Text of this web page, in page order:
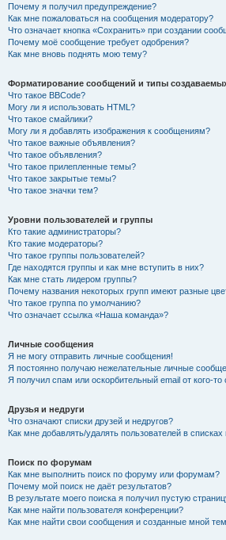
Почему я получил предупреждение?
Как мне пожаловаться на сообщения модератору?
Что означает кнопка «Сохранить» при создании
Почему моё сообщение требует одобрения?
Как мне вновь поднять мою тему?
Форматирование сообщений и типы
Что такое BBCode?
Могу ли я использовать HTML?
Что такое смайлики?
Могу ли я добавлять изображения к сообщениям?
Что такое важные объявления?
Что такое объявления?
Что такое прилепленные темы?
Что такое закрытые темы?
Что такое значки тем?
Уровни пользователей и группы
Кто такие администраторы?
Кто такие модераторы?
Что такое группы пользователей?
Где находятся группы и как мне вступить в них?
Как мне стать лидером группы?
Почему названия некоторых групп имеют разные
Что такое группа по умолчанию?
Что означает ссылка «Наша команда»?
Личные сообщения
Я не могу отправить личные сообщения!
Я постоянно получаю нежелательные личные
Я получил спам или оскорбительный email от кого-то
Друзья и недруги
Что означают списки друзей и недругов?
Как мне добавлять/удалять пользователей в
Поиск по форумам
Как мне выполнить поиск по форуму или форумам?
Почему мой поиск не даёт результатов?
В результате моего поиска я получил пустую
Как мне найти пользователя конференции?
Как мне найти свои сообщения и созданные мной